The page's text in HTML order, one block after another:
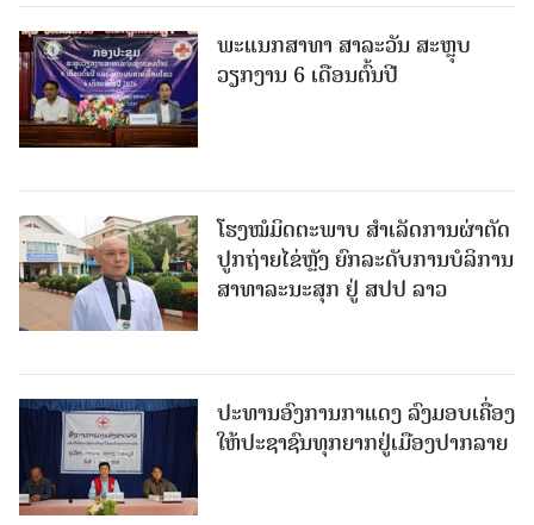
ພະແນກສາທາ ສາລະວັນ ສະຫຼຸບ
ວຽກງານ 6 ເດືອນຕົ້ນປີ
ໂຮງໝໍມິດຕະພາບ ສໍາເລັດການຜ່າຕັດ
ປູກຖ່າຍໄຂ່ຫຼັງ ຍົກລະດັບການບໍລິການ
ສາທາລະນະສຸກ ຢູ່ ສປປ ລາວ
ປະທານອົງການກາແດງ ລົງມອບເຄື່ອງ
ໃຫ້ປະຊາຊົນທຸກຍາກຢູ່ເມືອງປາກລາຍ